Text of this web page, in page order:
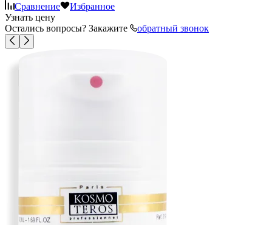
Сравнение
Избранное
Узнать цену
Остались вопросы? Закажите
обратный звонок